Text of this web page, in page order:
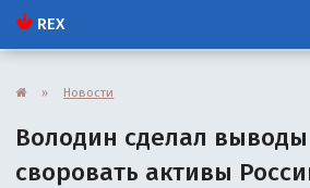
REX
» Новости
Володин сделал выводы
своровать активы